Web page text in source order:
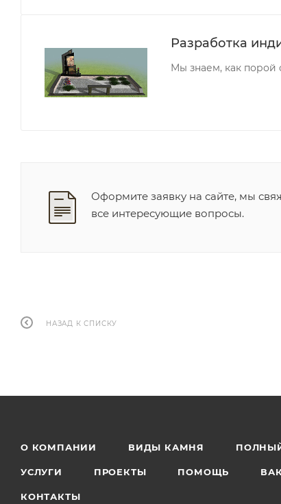
Разработка
Мы знаем, как порой
Оформите заявку на сайте, мы
все интересующие вопросы.
НАЗАД К СПИСКУ
О КОМПАНИИ ВИДЫ КАМНЯ
УСЛУГИ ПРОЕКТЫ ПОМОЩЬ
КОНТАКТЫ